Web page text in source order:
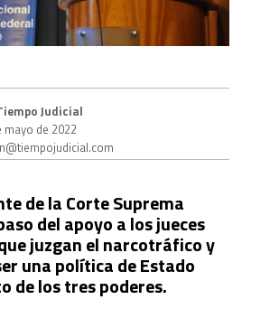
Judicial
mayo de 2022
de la Corte Suprema
del apoyo a los jueces
juzgan el narcotráfico y
una política de Estado
de los tres poderes.